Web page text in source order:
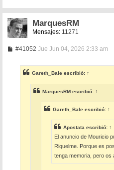
MarquesRM
Mensajes: 11271
#41052M
a
j
e
Jue Jun 04, 2026 2:33 am
Gareth_Bale escribió: ↑
MarquesRM escribió: ↑
Gareth_Bale escribió: ↑
Apostata escribió: ↑
El anuncio de Mouricio
Riquelme. Porque es
tenga memoria, pero os